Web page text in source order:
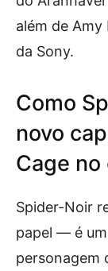
além de
da Sony.
Como
novo
Cage no
Spider-Noir
papel — é
personagem